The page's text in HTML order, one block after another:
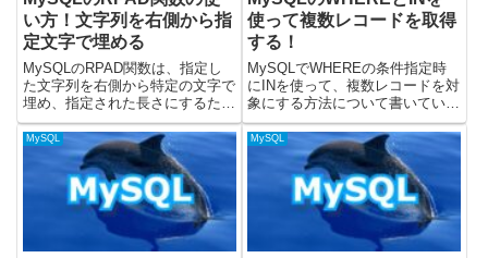
い方！文字列を右側から指
定文字で埋める
MySQLのRPAD関数は、指定し
た文字列を右側から特定の文字で
埋め、指定された長さにするため
に使用されます。データの整形、
固定長フィールドの生成、レポー
トの見栄え調整など、文字列の長
さを揃えたい場合に非常に役立ち
ます。この記事では、RPA...
使って複数レコードを取得
する！
MySQLでWHEREの条件指定時
にINを使って、複数レコードを対
象にする方法について書いていま
す。WHEREで条件をつけるとき
に、INを使うことによって、指定
した値で取得するレコードを絞る
ことができます。載せているSQL
については、MyS...
MySQL MySQL